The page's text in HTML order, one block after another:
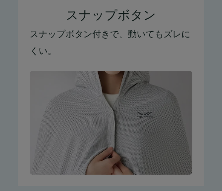
スナップボタン
スナップボタン付きで、動いてもズレに
くい。